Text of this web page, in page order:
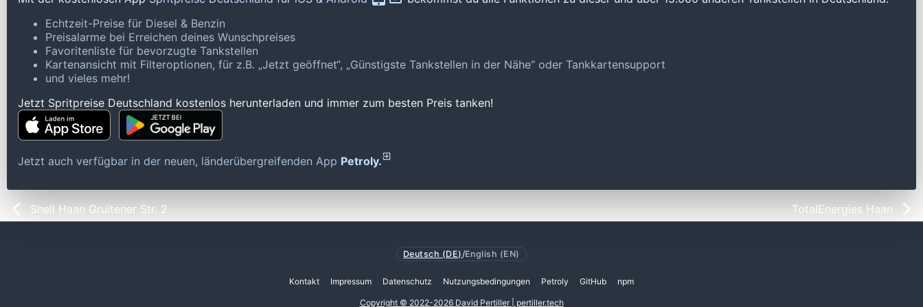
Echtzeit-Preise für Diesel & Benzin
Preisalarme bei Erreichen deines Wunschpreises
Favoritenliste für bevorzugte Tankstellen
Kartenansicht mit Filteroptionen, für z.B. „Jetzt geöffnet“, „Günstigste Tankstellen in der Nähe“ oder Tankkartensupport
und vieles mehr!
Jetzt Spritpreise Deutschland kostenlos herunterladen und immer zum besten Preis tanken!
Jetzt auch verfügbar in der neuen, länderübergreifenden App Petroly.
Shell Haan Gruitener Str. 2 TotalEnergies Haan
Deutsch (DE) /English (EN)
Kontakt Impressum Datenschutz Nutzungsbedingungen Petroly GitHub npm
Copyright © 2022-2026 David Pertiller | pertiller.tech